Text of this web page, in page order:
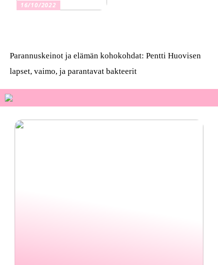
16/10/2022
Parannuskeinot ja elämän kohokohdat: Pentti Huovisen
lapset, vaimo, ja parantavat bakteerit